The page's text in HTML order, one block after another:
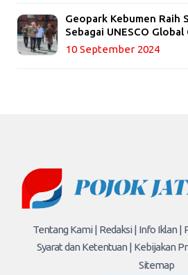
Geopark Kebumen Raih
Sebagai UNESCO
10 September 2024
Tentang Kami | Redaksi | Info Iklan |
Syarat dan Ketentuan | Kebijakan
Sitemap